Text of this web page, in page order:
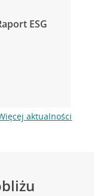
ESG
aktualności